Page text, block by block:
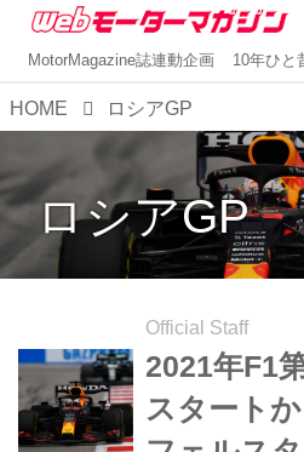
MotorMagazine誌連動企画 10年ひと
HOME ロシアGP
ロシアGP
Official Staff
2021年F1
スタート